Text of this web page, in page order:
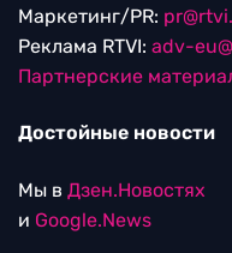
Маркетинг/PR:
Реклама RTVI: adv-
Партнерские
Достойные новости
Мы в Дзен.Новостях
и Google.News